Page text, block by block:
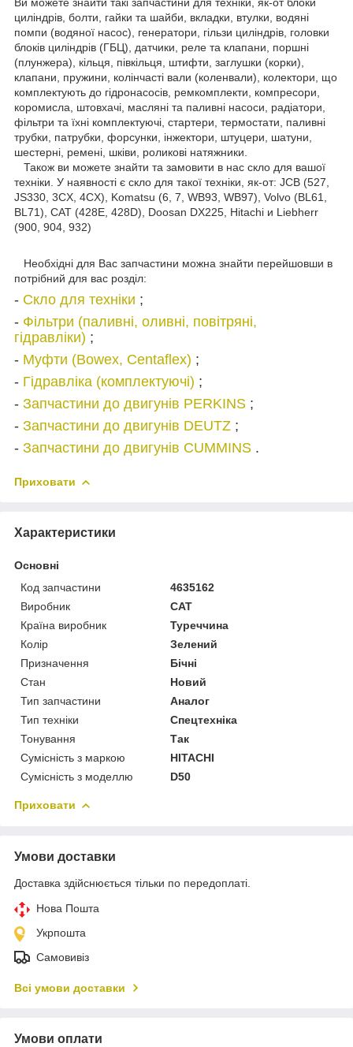
циліндрів, болти, гайки та шайби, вкладки, втулки, водяні
помпи (водяної насос), генератори, гільзи циліндрів, головки
блоків циліндрів (ГБЦ), датчики, реле та клапани, поршні
(плунжера), кільця, півкільця, штифти, заглушки (корки),
клапани, пружини, колінчасті вали (коленвали), колектори, що
комплектують до гідронасосів, ремкомплекти, компресори,
коромисла, штовхачі, масляні та паливні насоси, радіатори,
фільтри та їхні комплектуючі, стартери, термостати, паливні
трубки, патрубки, форсунки, інжектори, штуцери, шатуни,
шестерні, ремені, шківи, роликові натяжники.
Також ви можете знайти та замовити в нас скло для вашої
техніки. У наявності є скло для такої техніки, як-от: JCB (527,
JS330, 3CX, 4CX), Komatsu (6, 7, WB93, WB97), Volvo (BL61,
BL71), CAT (428E, 428D), Doosan DX225, Hitachi и Liebherr
(900, 904, 932)
Необхідні для Вас запчастини можна знайти перейшовши в
потрібний для вас розділ:
- Скло для техніки ;
- Фільтри (паливні, оливні, повітряні,
гідравліки) ;
- Муфти (Bowex, Centaflex) ;
- Гідравліка (комплектуючі) ;
- Запчастини до двигунів PERKINS ;
- Запчастини до двигунів DEUTZ ;
- Запчастини до двигунів CUMMINS .
Приховати
Характеристики
Основні
Код запчастини
4635162
Виробник
CAT
Країна виробник
Туреччина
Колір
Зелений
Призначення
Бічні
Стан
Новий
Тип запчастини
Аналог
Тип техніки
Спецтехніка
Тонування
Так
Сумісність з маркою
HITACHI
Сумісність з моделлю
D50
Приховати
Умови доставки
Доставка здійснюється тільки по передоплаті.
Нова Пошта
Укрпошта
Самовивіз
Всі умови доставки
Умови оплати